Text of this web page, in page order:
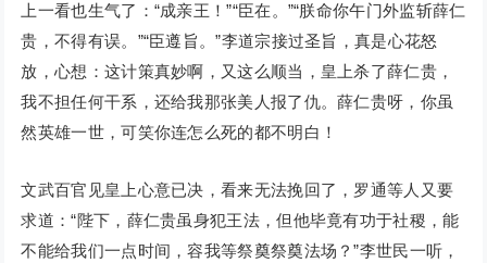
上一看也生气了：“成亲王！”“臣在。”“朕命你午门外监斩薛仁
贵，不得有误。”“臣遵旨。”李道宗接过圣旨，真是心花怒
放，心想：这计策真妙啊，又这么顺当，皇上杀了薛仁贵，
我不担任何干系，还给我那张美人报了仇。薛仁贵呀，你虽
然英雄一世，可笑你连怎么死的都不明白！
文武百官见皇上心意已决，看来无法挽回了，罗通等人又要
求道：“陛下，薛仁贵虽身犯王法，但他毕竟有功于社稷，能
不能给我们一点时间，容我等祭奠祭奠法场？”李世民一听，